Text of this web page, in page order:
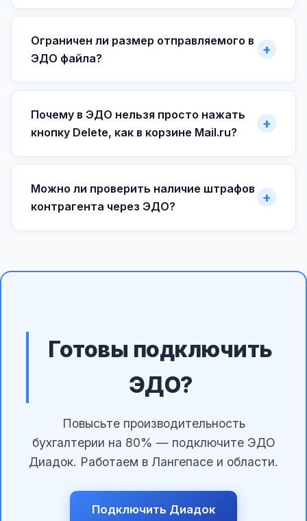
Ограничен ли размер отправляемого в
ЭДО файла?
Почему в ЭДО нельзя просто нажать
кнопку Delete, как в корзине Mail.ru?
Можно ли проверить наличие штрафов
контрагента через ЭДО?
Готовы подключить
ЭДО?
Повысьте производительность
бухгалтерии на 80% — подключите ЭДО
Диадок. Работаем в Лангепасе и области.
Подключить Диадок